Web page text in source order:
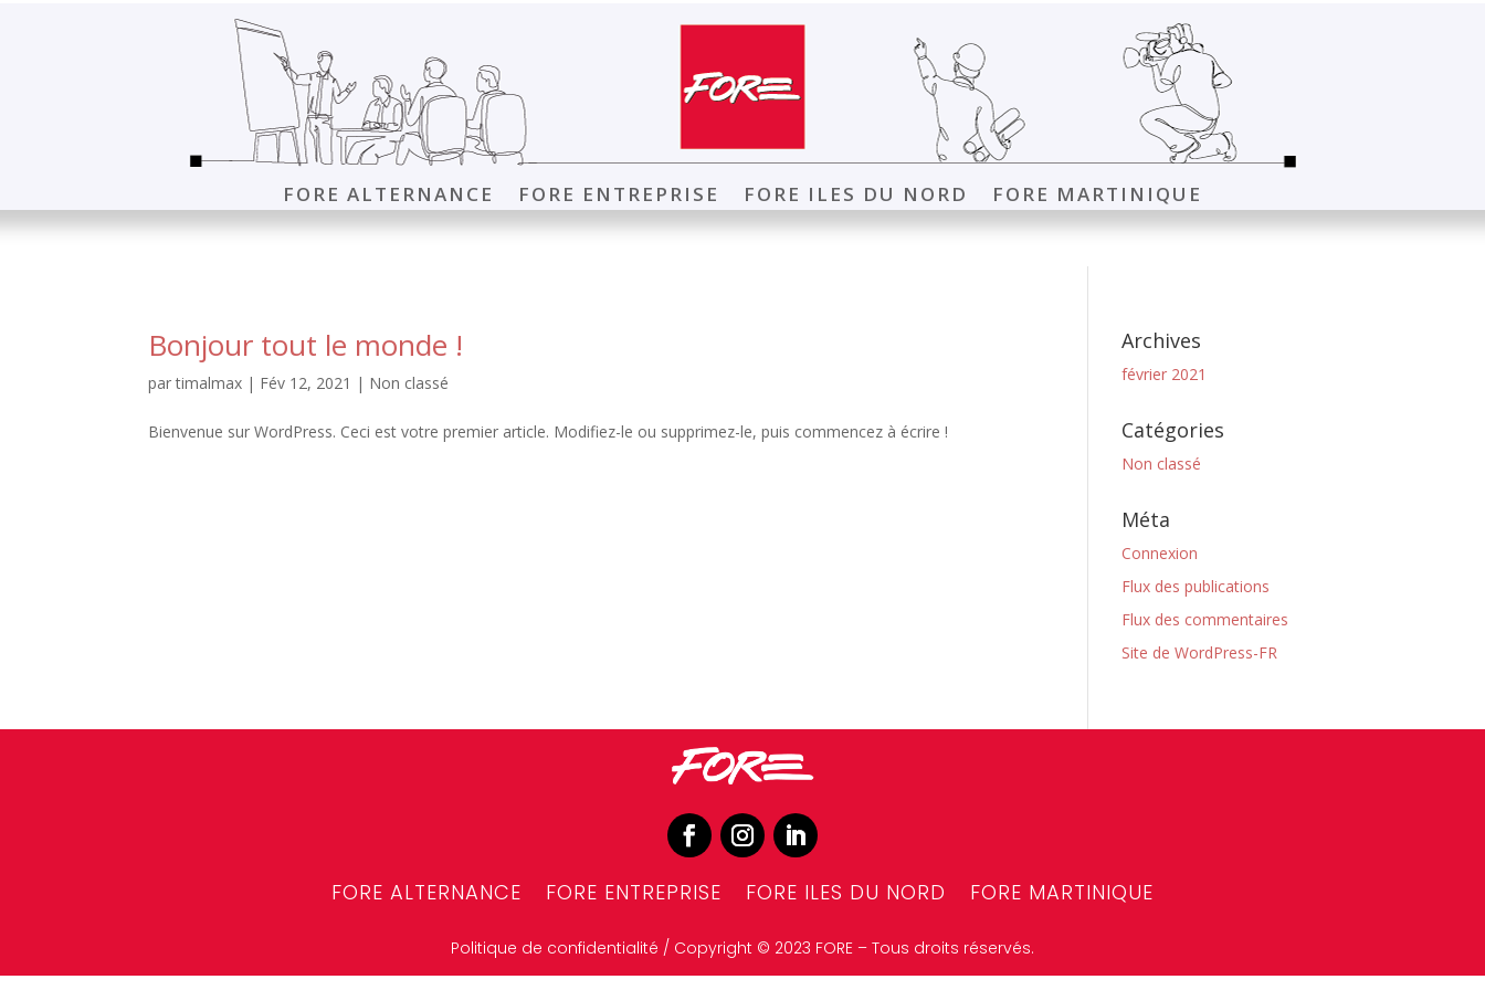
FORE ALTERNANCE FORE ENTREPRISE FORE ILES DU NORD FORE MARTINIQUE
Bonjour tout le monde !
partimalmax | Fév 12, 2021 | Non classé
Bienvenue sur WordPress. Ceci est votre premier article. Modifiez-le ou supprimez-le, puis commencez à écrire !
Archives
février 2021
Catégories
Non classé
Méta
Connexion
Flux des publications
Flux des commentaires
Site de WordPress-FR
FORE ALTERNANCE FORE ENTREPRISE FORE ILES DU NORD FORE MARTINIQUE
Politique de confidentialité / Copyright © 2023 FORE – Tous droits réservés.